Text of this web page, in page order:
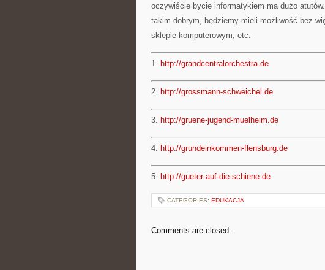
oczywiście bycie informatykiem ma dużo
takim dobrym, będziemy mieli możliwość bez
sklepie komputerowym, etc.
1. http://grandcentralorchestra.de
2. http://grossmann-schweichel.de
3. http://gruene-jugend-muelheim.de
4. http://grundeinkommen-flensburg.de
5. http://gueter-auf-die-schiene.de
CATEGORIES: EDUKACJA
Comments are closed.